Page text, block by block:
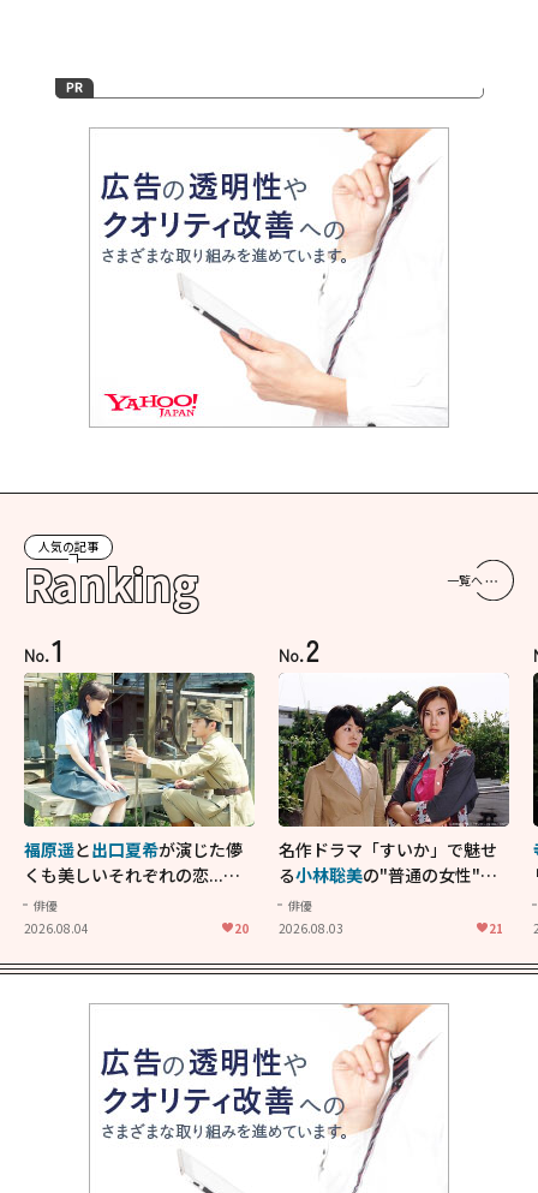
人気の記事
Ranking 一覧へ
No.1
福原遥と出口夏希が演じた儚
くも美しいそれぞれの恋...生
きることの尊さを教えてくれ
た映画「あの花が咲く丘で、
俳優
2026.08.04
20
No.2
名作ドラマ「すいか」で魅せ
る小林聡美の"普通の女性"が
大人に刺さる...映画「かもめ
食堂」にも通じる静かな芝居
俳優
2026.08.03
21